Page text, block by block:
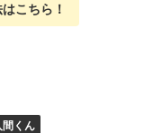
こちら ！
くん